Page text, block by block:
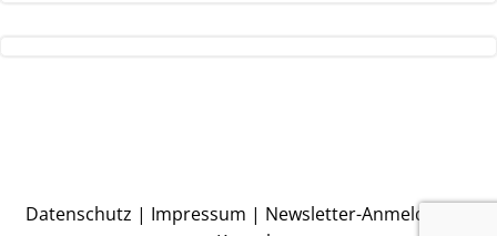
Datenschutz | Impressum | Newsletter-Anmeldung